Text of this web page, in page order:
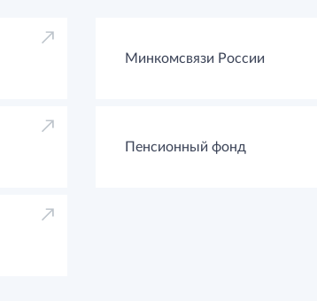
Минкомсвязи России
Пенсионный фонд